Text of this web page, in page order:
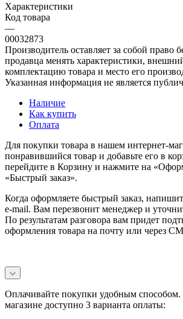
Характеристики
Код товара
—
00032873
Производитель оставляет за собой право
продавца менять характеристики,
комплектацию товара и место его
Указанная информация не является
Наличие
Как купить
Оплата
Для покупки товара в нашем интернет-
понравившийся товар и добавьте его в
перейдите в Корзину и нажмите на
«Быстрый заказ».
Когда оформляете быстрый заказ,
e-mail. Вам перезвонит менеджер и
По результатам разговора вам придет
оформления товара на почту или через
Оплачивайте покупки удобным способом.
магазине доступно 3 варианта оплаты: